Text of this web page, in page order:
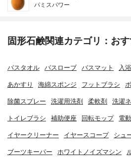
パミスパワー
固形石鹸関連カテゴリ：お
バスタオル バスローブ バスマット 入
あかすり 海綿スポンジ フットブラシ
除菌スプレー 洗濯用洗剤 柔軟剤 洗濯
トイレブラシ 補助便座 回転モップ 電
イヤークリーナー イヤースコープ シュ
ブーツキーパー ホワイトノイズマシン